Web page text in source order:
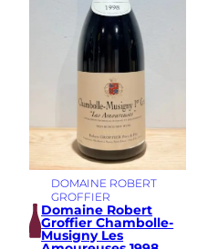
DOMAINE ROBERT
GROFFIER
Domaine Robert
Groffier Chambolle-
Musigny Les